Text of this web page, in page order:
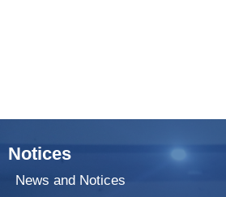
Notices
News and Notices